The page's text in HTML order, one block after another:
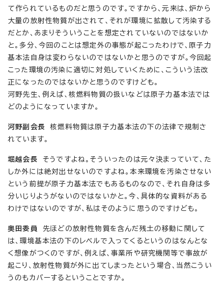
て作られているものだと思うのです。ですから、元来は、炉から
大量の放射性物質が出されて、それが環境に拡散して汚染する
だとか、あまりそういうことを想定されていないのではないか
と。多分、今回のことは想定外の事態が起こったわけで、原子力
基本法自身は変わらないのではないかと思うのですが。今回起
こった環境の汚染に適切に対処していくために、こういう法改
正になったのではないかと思うのですけども。
河野先生、例えば、核燃料物質の扱いなどは原子力基本法では
どのようになっていますか。
河野副会長核燃料物質は原子力基本法の下の法律で規制さ
れています。
堀越会長 そうですよね。そういったのは元々決まっていて、た
しか外には絶対出せないのですよね。本来環境を汚染させない
という前提が原子力基本法でもあるものなので、それ自身は多
分いじりようがないのではないかと。今、具体的な資料がある
わけではないのですが、私はそのように思うのですけども。
奥田委員 先ほどの放射性物質を含んだ残土の移動に関して
は、環境基本法の下のレベルで入ってくるというのはなんとな
く想像がつくのですが、例えば、事業所や研究機関等で事故が
起こり、放射性物質が外に出てしまったという場合、当然こうい
うのもカバーするということですか。